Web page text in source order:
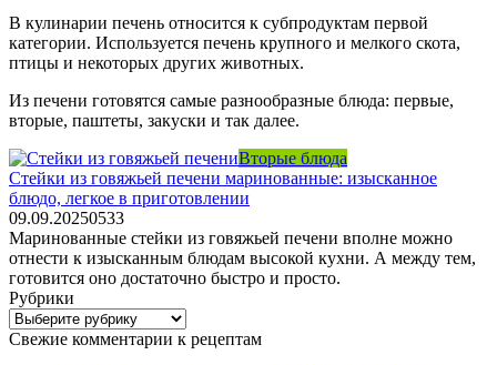
В кулинарии печень относится к субпродуктам первой
категории. Используется печень крупного и мелкого скота,
птицы и некоторых других животных.
Из печени готовятся самые разнообразные блюда: первые,
вторые, паштеты, закуски и так далее.
Вторые блюда
Стейки из говяжьей печени маринованные: изысканное
блюдо, легкое в приготовлении
09.09.20250533
Маринованные стейки из говяжьей печени вполне можно
отнести к изысканным блюдам высокой кухни. А между тем,
готовится оно достаточно быстро и просто.
Рубрики
Рубрики
Свежие комментарии к рецептам